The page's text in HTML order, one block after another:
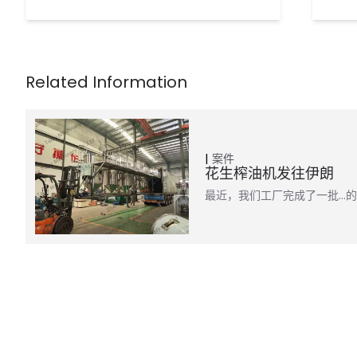
案件
花生榨油机发往伊朗
最近，我们工厂完成了一批…